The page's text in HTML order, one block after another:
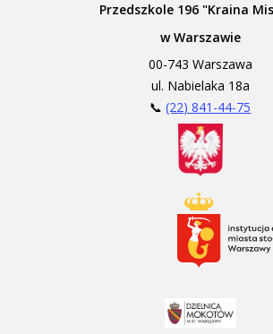
Przedszkole 196 "Kraina
w Warszawie
00-743 Warszawa
ul. Nabielaka 18a
📞(22) 841-44-75